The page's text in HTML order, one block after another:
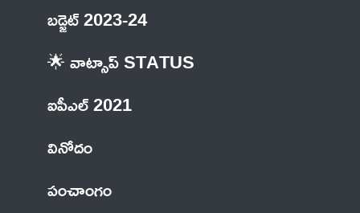
బడ్జెట్ 2023-24
🌟 వాట్సాప్ STATUS
ఐపీఎల్ 2021
వినోదం
పంచాంగం